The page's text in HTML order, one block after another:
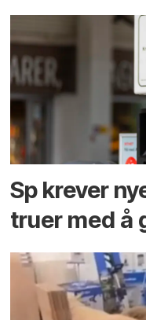
Sp krever
truer med å